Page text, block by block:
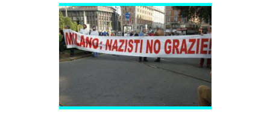
ABOUT
AREA
DEGENERAZIONE